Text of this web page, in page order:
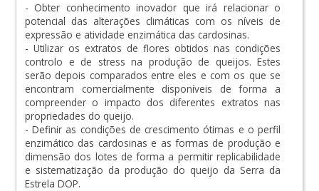
- Obter conhecimento inovador que irá relacionar o
potencial das alterações climáticas com os níveis de
expressão e atividade enzimática das cardosinas.
- Utilizar os extratos de flores obtidos nas condições
controlo e de stress na produção de queijos. Estes
serão depois comparados entre eles e com os que se
encontram comercialmente disponíveis de forma a
compreender o impacto dos diferentes extratos nas
propriedades do queijo.
- Definir as condições de crescimento ótimas e o perfil
enzimático das cardosinas e as formas de produção e
dimensão dos lotes de forma a permitir replicabilidade
e sistematização da produção do queijo da Serra da
Estrela DOP.